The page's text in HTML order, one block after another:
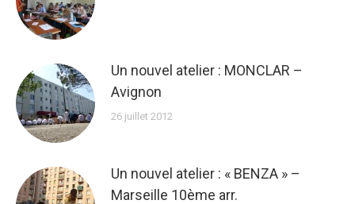
Un nouvel atelier : MONCLAR –
Avignon
26 juillet 2012
Un nouvel atelier : « BENZA » –
Marseille 10ème arr.